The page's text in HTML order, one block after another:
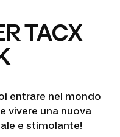
TACX
entrare nel mondo
vivere una nuova
e stimolante!